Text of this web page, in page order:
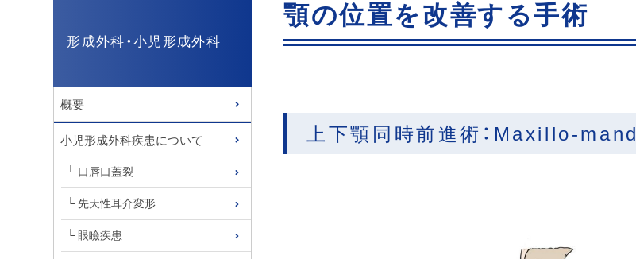
形成外科・小児形成外科
概要
小児形成外科疾患について
口唇口蓋裂
先天性耳介変形
眼瞼疾患
顎の位置を改善する手術
上下顎同時前進術：Maxillo-